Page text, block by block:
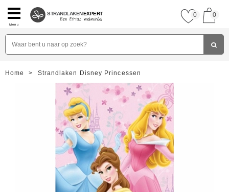
Menu
STRANDLAKENEXPERT 0 0
Home > Strandlaken Disney Princessen